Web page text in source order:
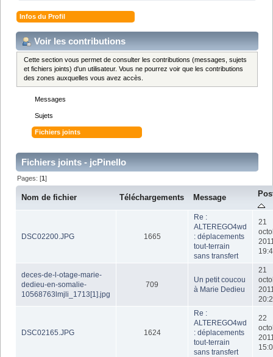
Infos du Profil
Voir les contributions
Cette section vous permet de consulter les contributions (messages, sujets
et fichiers joints) d'un utilisateur. Vous ne pourrez voir que les contributions
des zones auxquelles vous avez accès.
Messages
Sujets
Fichiers joints
Fichiers joints - jcPinello
Pages: [1]
Nom de fichier Téléchargements Message
DSC02200.JPG 1665
Re :
ALTEREGO4wd
: déplacements
tout-terrain
sans transfert
21
deces-de-l-otage-marie-
dedieu-en-somalie-
10568763lmjli_1713[1].jpg
709
Un petit coucou
à Marie Dedieu
21
DSC02165.JPG 1624
Re :
ALTEREGO4wd
: déplacements
tout-terrain
sans transfert
22